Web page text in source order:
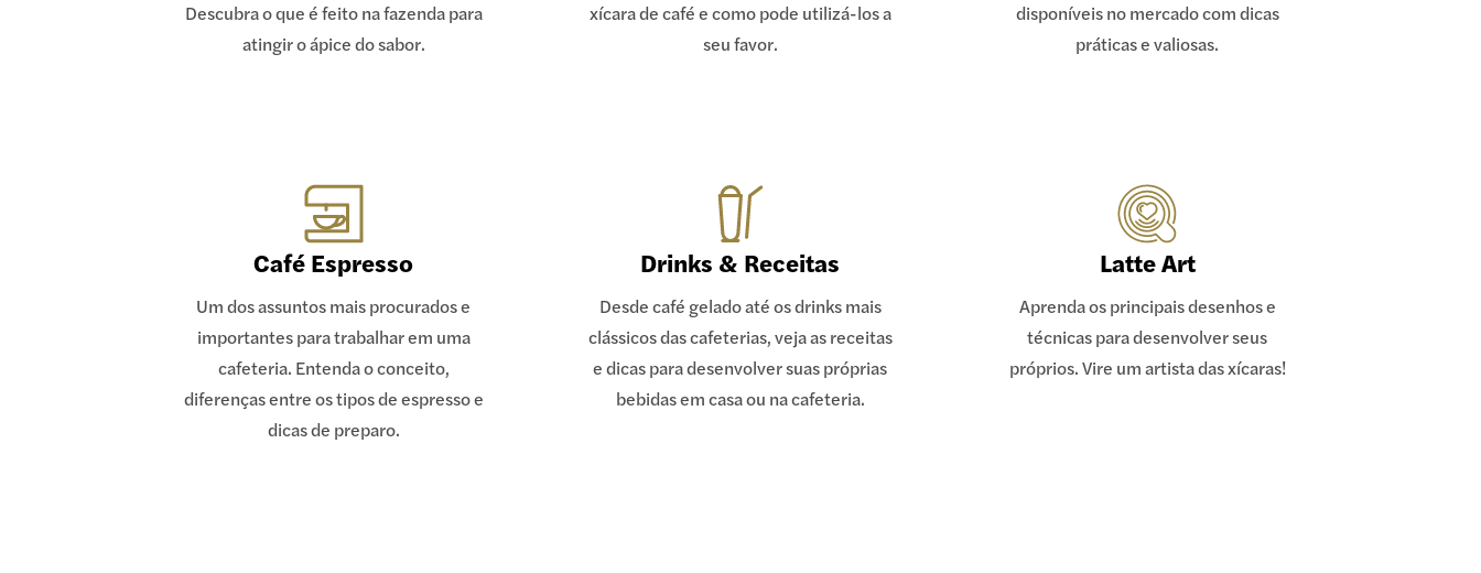
Descubra o que é feito na fazenda para
atingir o ápice do sabor.
xícara de café e como pode utilizá-los a
seu favor.
disponíveis no mercado com dicas
práticas e valiosas.
Café Espresso
Um dos assuntos mais procurados e
importantes para trabalhar em uma
cafeteria. Entenda o conceito,
diferenças entre os tipos de espresso e
dicas de preparo.
Drinks & Receitas
Desde café gelado até os drinks mais
clássicos das cafeterias, veja as receitas
e dicas para desenvolver suas próprias
bebidas em casa ou na cafeteria.
Latte Art
Aprenda os principais desenhos e
técnicas para desenvolver seus
próprios. Vire um artista das xícaras!